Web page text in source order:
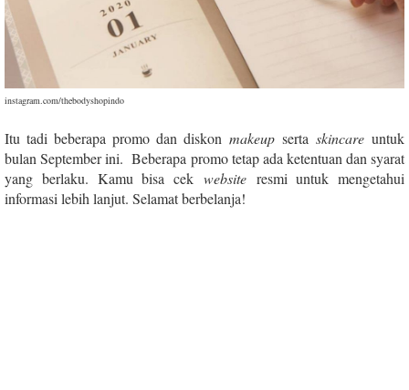
instagram.com/thebodyshopindo
Itu tadi beberapa promo dan diskon makeup serta skincare untuk
bulan September ini. Beberapa promo tetap ada ketentuan dan syarat
yang berlaku. Kamu bisa cek website resmi untuk mengetahui
informasi lebih lanjut. Selamat berbelanja!